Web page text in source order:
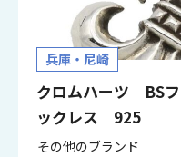
兵庫・尼崎
クロムハーツ BS
ックレス 925
その他のブランド